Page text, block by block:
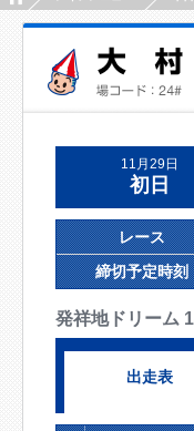
11月29日
初日
レース
締切予定時刻
発祥地ドリーム
出走表